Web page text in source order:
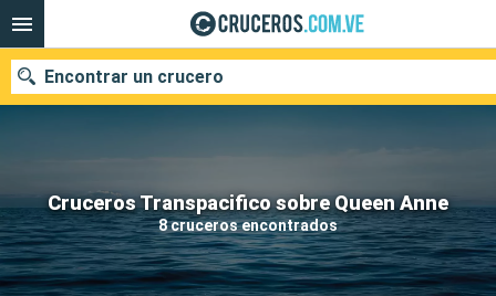
Cruceros Transpacifico sobre Queen Anne
8 cruceros encontrados
Encontrar un crucero
Nuestros destinos
Fecha de salida